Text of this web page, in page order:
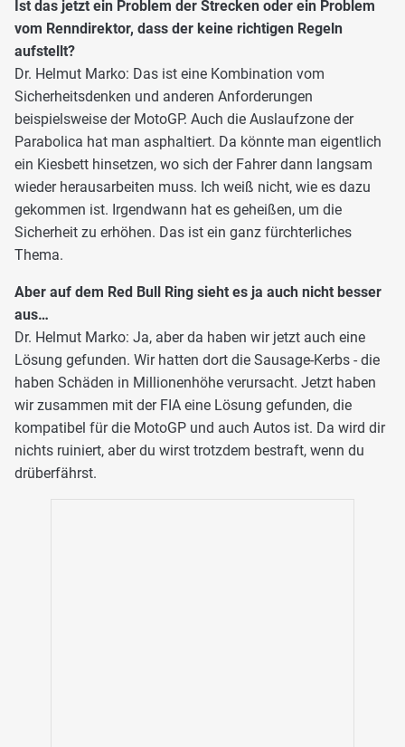
Ist das jetzt ein Problem der Strecken oder ein Problem
vom Renndirektor, dass der keine richtigen Regeln
aufstellt?
Dr. Helmut Marko: Das ist eine Kombination vom
Sicherheitsdenken und anderen Anforderungen
beispielsweise der MotoGP. Auch die Auslaufzone der
Parabolica hat man asphaltiert. Da könnte man eigentlich
ein Kiesbett hinsetzen, wo sich der Fahrer dann langsam
wieder herausarbeiten muss. Ich weiß nicht, wie es dazu
gekommen ist. Irgendwann hat es geheißen, um die
Sicherheit zu erhöhen. Das ist ein ganz fürchterliches
Thema.
Aber auf dem Red Bull Ring sieht es ja auch nicht besser
aus…
Dr. Helmut Marko: Ja, aber da haben wir jetzt auch eine
Lösung gefunden. Wir hatten dort die Sausage-Kerbs - die
haben Schäden in Millionenhöhe verursacht. Jetzt haben
wir zusammen mit der FIA eine Lösung gefunden, die
kompatibel für die MotoGP und auch Autos ist. Da wird dir
nichts ruiniert, aber du wirst trotzdem bestraft, wenn du
drüberfährst.